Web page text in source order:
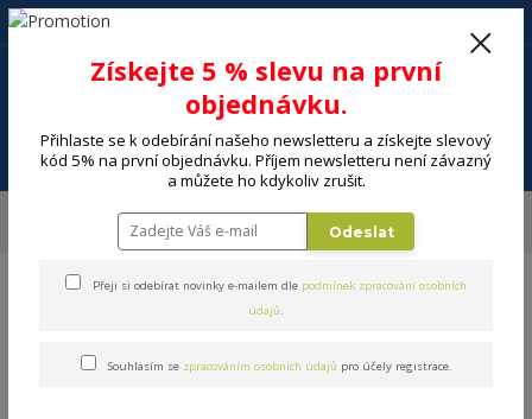
Menu
+420 602 494 600
Redukce SENCOR SAV 186-000
Redukce SENCOR SAV 186-
000
Získejte 5 % slevu na první
objednávku.
Přihlaste se k odebírání našeho newsletteru a získejte slevový
kód 5% na první objednávku. Příjem newsletteru není závazný
a můžete ho kdykoliv zrušit.
Odeslat
Přeji si odebírat novinky e-mailem dle podmínek zpracování osobních
údajů.
Souhlasím se zpracováním osobních údajů pro účely registrace.